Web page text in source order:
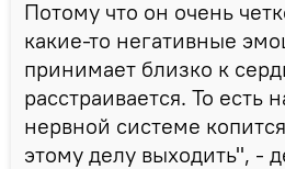
Потому что он очень
какие-то негативные
принимает близко к
расстраивается. То есть
нервной системе
этому делу выходить", -